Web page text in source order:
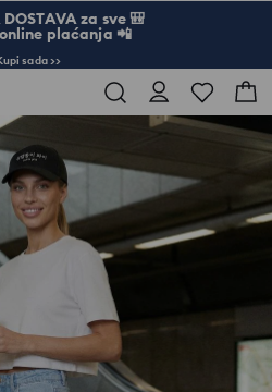
DOSTAVA za sve 🎒
plaćanja 📲
sada >>
kratkih rukava